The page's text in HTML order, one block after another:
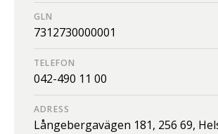
GLN
7312730000001
TELEFON
042-490 11 00
ADRESS
Långebergavägen 181, 256 69,